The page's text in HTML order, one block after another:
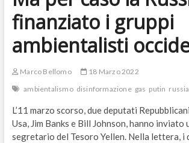
finanziato i gruppi
ambientalisti
Marco Bellomo
18 Marzo 2022
ambientalismo disinformazione gas putin russia
L’11 marzo scorso, due deputati
Usa, Jim Banks e Bill Johnson, hanno inviato
segretario del Tesoro Yellen. Nella lettera, i